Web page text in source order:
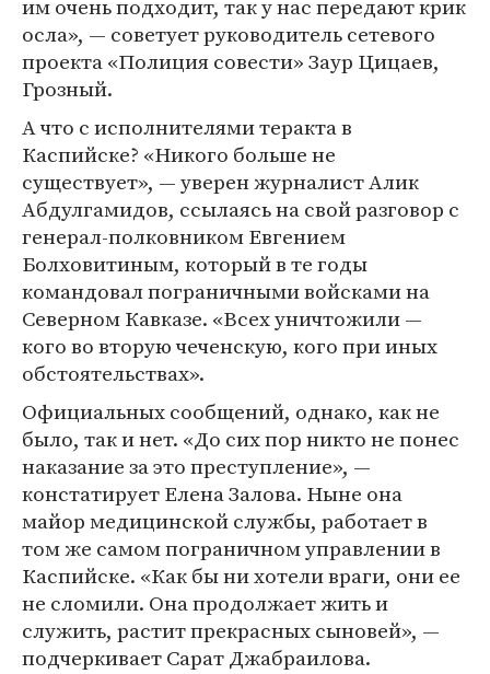
им очень подходит, так у нас передают крик
осла», — советует руководитель сетевого
проекта «Полиция совести» Заур Цицаев,
Грозный.
А что с исполнителями теракта в
Каспийске? «Никого больше не
существует», — уверен журналист Алик
Абдулгамидов, ссылаясь на свой разговор с
генерал-полковником Евгением
Болховитиным, который в те годы
командовал пограничными войсками на
Северном Кавказе. «Всех уничтожили —
кого во вторую чеченскую, кого при иных
обстоятельствах».
Официальных сообщений, однако, как не
было, так и нет. «До сих пор никто не понес
наказание за это преступление», —
констатирует Елена Залова. Ныне она
майор медицинской службы, работает в
том же самом пограничном управлении в
Каспийске. «Как бы ни хотели враги, они ее
не сломили. Она продолжает жить и
служить, растит прекрасных сыновей», —
подчеркивает Сарат Джабраилова.